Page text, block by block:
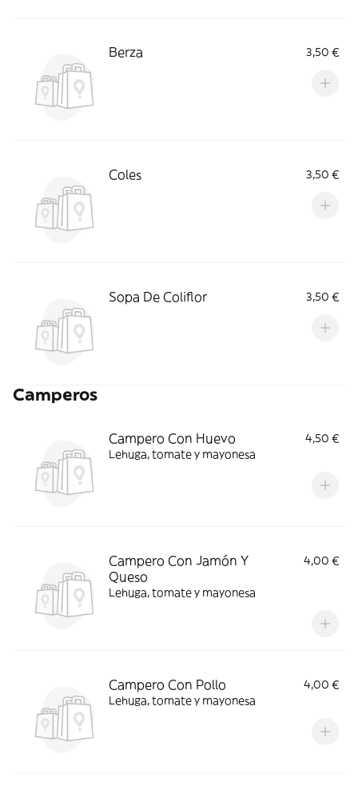
Berza 3,50 €
Coles 3,50 €
Sopa De Coliflor 3,50 €
Camperos
Campero Con Huevo
4,50 €
Lehuga, tomate y mayonesa
Campero Con Jamón Y
Queso
4,00 €
Lehuga, tomate y mayonesa
Campero Con Pollo
4,00 €
Lehuga, tomate y mayonesa